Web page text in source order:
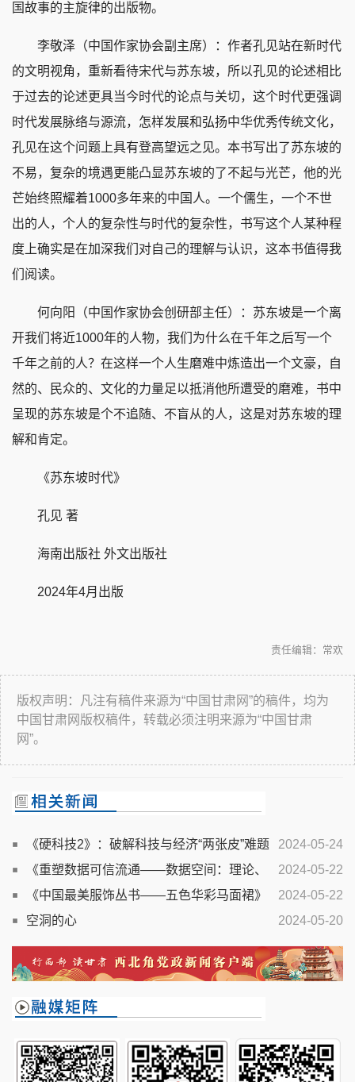
国故事的主旋律的出版物。
李敬泽（中国作家协会副主席）：作者孔见站在新时代
的文明视角，重新看待宋代与苏东坡，所以孔见的论述相比
于过去的论述更具当今时代的论点与关切，这个时代更强调
时代发展脉络与源流，怎样发展和弘扬中华优秀传统文化，
孔见在这个问题上具有登高望远之见。本书写出了苏东坡的
不易，复杂的境遇更能凸显苏东坡的了不起与光芒，他的光
芒始终照耀着1000多年来的中国人。一个儒生，一个不世
出的人，个人的复杂性与时代的复杂性，书写这个人某种程
度上确实是在加深我们对自己的理解与认识，这本书值得我
们阅读。
何向阳（中国作家协会创研部主任）：苏东坡是一个离
开我们将近1000年的人物，我们为什么在千年之后写一个
千年之前的人？在这样一个人生磨难中炼造出一个文豪，自
然的、民众的、文化的力量足以抵消他所遭受的磨难，书中
呈现的苏东坡是个不追随、不盲从的人，这是对苏东坡的理
解和肯定。
《苏东坡时代》
孔见 著
海南出版社 外文出版社
2024年4月出版
责任编辑：常欢
版权声明：凡注有稿件来源为“中国甘肃网”的稿件，均为
中国甘肃网版权稿件，转载必须注明来源为“中国甘肃
网”。
2024-05-24
《硬科技2》：破解科技与经济“两张皮”难题
2024-05-22
《重塑数据可信流通——数据空间：理论、
架构与实践》即将出版
2024-05-22
《中国最美服饰丛书——五色华彩马面裙》
在沪首发
2024-05-20
空洞的心